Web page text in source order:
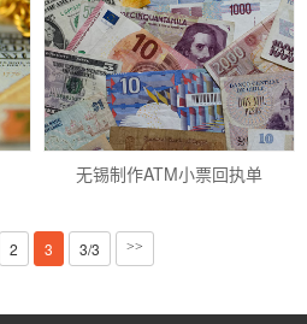
无锡制作ATM小票回执单
2 3 3/3 >>